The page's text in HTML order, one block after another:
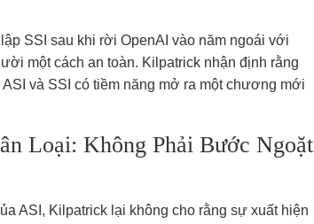
SSI sau khi rời OpenAI vào năm ngoái với
một cách an toàn. Kilpatrick nhận định rằng
và SSI có tiềm năng mở ra một chương mới
Loại: Không Phải Bước Ngoặt
ASI, Kilpatrick lại không cho rằng sự xuất hiện